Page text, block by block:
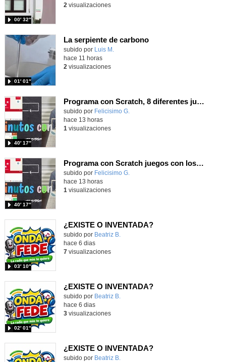
00′ 32″
2 visualizaciones
La serpiente de carbono
Contenido educativo.
subido por Luis M.
01′ 01″
hace 11 horas
2 visualizaciones
Programa con Scratch, 8 diferentes juegos para vivir la emoción de los partidos de España en el mundial 2026
Contenido educativo.
subido por Felicisimo G.
40′ 17″
hace 13 horas
1 visualizaciones
Programa con Scratch juegos con los partidos del mundial 2026 ganados por España
Contenido educativo.
subido por Felicisimo G.
40′ 17″
hace 13 horas
1 visualizaciones
¿EXISTE O INVENTADA?
Contenido educativo.
subido por Beatriz B.
03′ 10″
hace 6 dias
7visualizaciones
¿EXISTE O INVENTADA?
Contenido educativo.
subido por Beatriz B.
02′ 01″
hace 6 dias
3visualizaciones
¿EXISTE O INVENTADA?
Contenido educativo.
subido por Beatriz B.